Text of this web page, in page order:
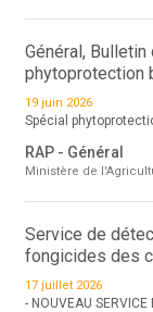
Général,
phytoprotection
19 juin 2026
Spécial
RAP - Général
Ministère de
Service de
fongicides des
17 juillet 2026
- NOUVEAU